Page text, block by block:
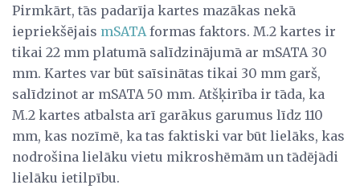
Pirmkārt, tās padarīja kartes mazākas nekā
iepriekšējais mSATAformas faktors. M.2 kartes ir
tikai 22 mm platumā salīdzinājumā ar mSATA 30
mm. Kartes var būt saīsinātas tikai 30 mm garš,
salīdzinot ar mSATA 50 mm. Atšķirība ir tāda, ka
M.2 kartes atbalsta arī garākus garumus līdz 110
mm, kas nozīmē, ka tas faktiski var būt lielāks, kas
nodrošina lielāku vietu mikroshēmām un tādējādi
lielāku ietilpību.